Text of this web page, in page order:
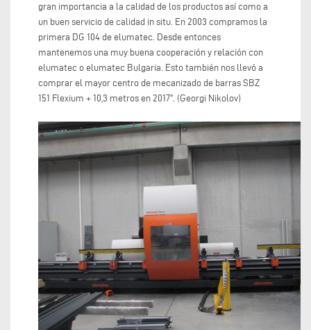
gran importancia a la calidad de los productos así como a
un buen servicio de calidad in situ. En 2003 compramos la
primera DG 104 de elumatec. Desde entonces
mantenemos una muy buena cooperación y relación con
elumatec o elumatec Bulgaria. Esto también nos llevó a
comprar el mayor centro de mecanizado de barras SBZ
151 Flexium + 10,3 metros en 2017". (Georgi Nikolov)